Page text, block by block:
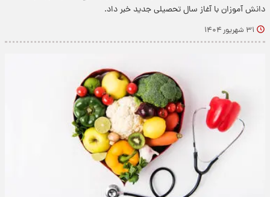
دانش آموزان با آغاز سال تحصیلی جدید خبر داد.
۳۱ شهریور ۱۴۰۴